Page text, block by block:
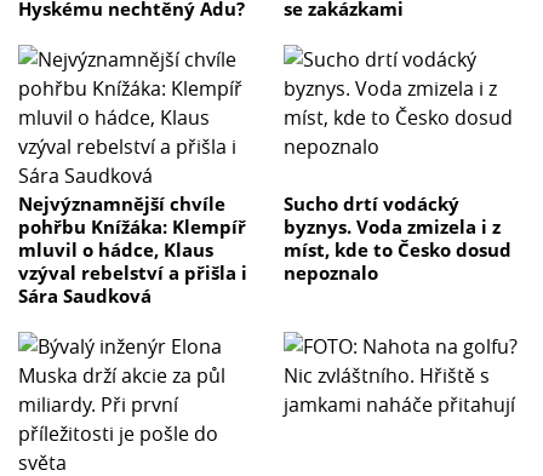
Hyskému nechtěný Adu? se zakázkami
Nejvýznamnější chvíle
pohřbu Knížáka: Klempíř
mluvil o hádce, Klaus
vzýval rebelství a přišla i
Sára Saudková
Sucho drtí vodácký
byznys. Voda zmizela i z
míst, kde to Česko dosud
nepoznalo